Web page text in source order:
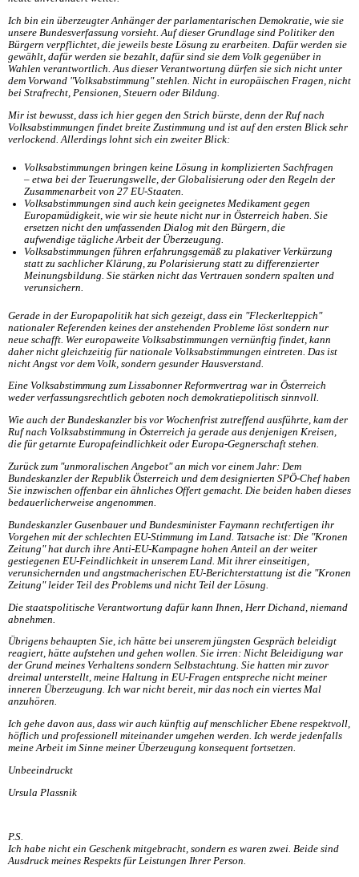
Ich bin ein überzeugter Anhänger der parlamentarischen Demokratie, wie sie
unsere Bundesverfassung vorsieht. Auf dieser Grundlage sind Politiker den
Bürgern verpflichtet, die jeweils beste Lösung zu erarbeiten. Dafür werden sie
gewählt, dafür werden sie bezahlt, dafür sind sie dem Volk gegenüber in
Wahlen verantwortlich. Aus dieser Verantwortung dürfen sie sich nicht unter
dem Vorwand "Volksabstimmung" stehlen. Nicht in europäischen Fragen, nicht
bei Strafrecht, Pensionen, Steuern oder Bildung.
Mir ist bewusst, dass ich hier gegen den Strich bürste, denn der Ruf nach
Volksabstimmungen findet breite Zustimmung und ist auf den ersten Blick sehr
verlockend. Allerdings lohnt sich ein zweiter Blick:
Volksabstimmungen bringen keine Lösung in komplizierten Sachfragen
– etwa bei der Teuerungswelle, der Globalisierung oder den Regeln der
Zusammenarbeit von 27 EU-Staaten.
Volksabstimmungen sind auch kein geeignetes Medikament gegen
Europamüdigkeit, wie wir sie heute nicht nur in Österreich haben. Sie
ersetzen nicht den umfassenden Dialog mit den Bürgern, die
aufwendige tägliche Arbeit der Überzeugung.
Volksabstimmungen führen erfahrungsgemäß zu plakativer Verkürzung
statt zu sachlicher Klärung, zu Polarisierung statt zu differenzierter
Meinungsbildung. Sie stärken nicht das Vertrauen sondern spalten und
verunsichern.
Gerade in der Europapolitik hat sich gezeigt, dass ein "Fleckerlteppich"
nationaler Referenden keines der anstehenden Probleme löst sondern nur
neue schafft. Wer europaweite Volksabstimmungen vernünftig findet, kann
daher nicht gleichzeitig für nationale Volksabstimmungen eintreten. Das ist
nicht Angst vor dem Volk, sondern gesunder Hausverstand.
Eine Volksabstimmung zum Lissabonner Reformvertrag war in Österreich
weder verfassungsrechtlich geboten noch demokratiepolitisch sinnvoll.
Wie auch der Bundeskanzler bis vor Wochenfrist zutreffend ausführte, kam der
Ruf nach Volksabstimmung in Österreich ja gerade aus denjenigen Kreisen,
die für getarnte Europafeindlichkeit oder Europa-Gegnerschaft stehen.
Zurück zum "unmoralischen Angebot" an mich vor einem Jahr: Dem
Bundeskanzler der Republik Österreich und dem designierten SPÖ-Chef haben
Sie inzwischen offenbar ein ähnliches Offert gemacht. Die beiden haben dieses
bedauerlicherweise angenommen.
Bundeskanzler Gusenbauer und Bundesminister Faymann rechtfertigen ihr
Vorgehen mit der schlechten EU-Stimmung im Land. Tatsache ist: Die "Kronen
Zeitung" hat durch ihre Anti-EU-Kampagne hohen Anteil an der weiter
gestiegenen EU-Feindlichkeit in unserem Land. Mit ihrer einseitigen,
verunsichernden und angstmacherischen EU-Berichterstattung ist die "Kronen
Zeitung" leider Teil des Problems und nicht Teil der Lösung.
Die staatspolitische Verantwortung dafür kann Ihnen, Herr Dichand, niemand
abnehmen.
Übrigens behaupten Sie, ich hätte bei unserem jüngsten Gespräch beleidigt
reagiert, hätte aufstehen und gehen wollen. Sie irren: Nicht Beleidigung war
der Grund meines Verhaltens sondern Selbstachtung. Sie hatten mir zuvor
dreimal unterstellt, meine Haltung in EU-Fragen entspreche nicht meiner
inneren Überzeugung. Ich war nicht bereit, mir das noch ein viertes Mal
anzuhören.
Ich gehe davon aus, dass wir auch künftig auf menschlicher Ebene respektvoll,
höflich und professionell miteinander umgehen werden. Ich werde jedenfalls
meine Arbeit im Sinne meiner Überzeugung konsequent fortsetzen.
Unbeeindruckt
Ursula Plassnik
P.S.
Ich habe nicht ein Geschenk mitgebracht, sondern es waren zwei. Beide sind
Ausdruck meines Respekts für Leistungen Ihrer Person.